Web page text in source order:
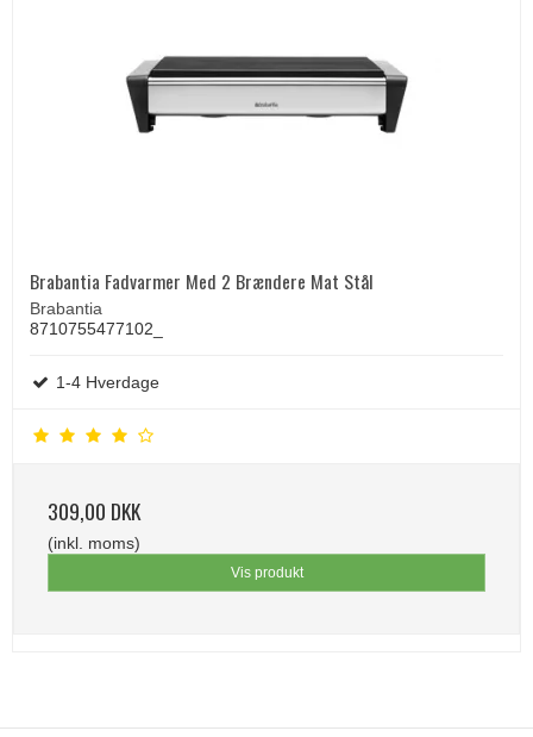
Brabantia Fadvarmer Med 2 Brændere Mat Stål
Brabantia
8710755477102_
1-4 Hverdage
309,00 DKK
(inkl. moms)
Vis produkt